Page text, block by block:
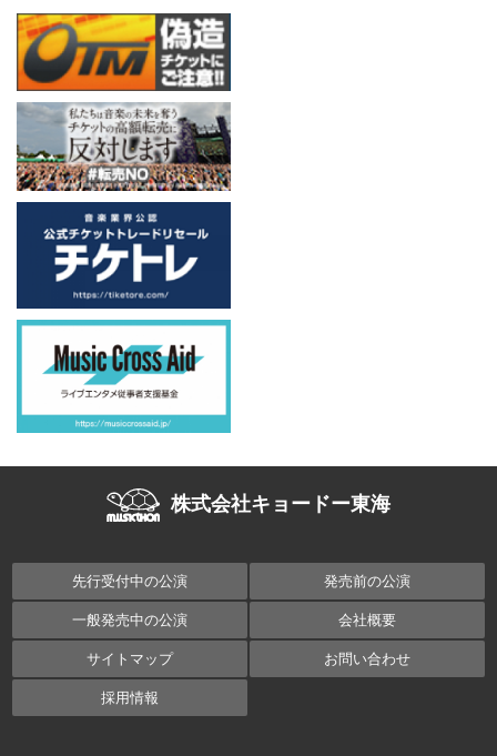
株式会社キョードー東海
先行受付中の公演 発売前の公演
一般発売中の公演 会社概要
サイトマップ お問い合わせ
採用情報